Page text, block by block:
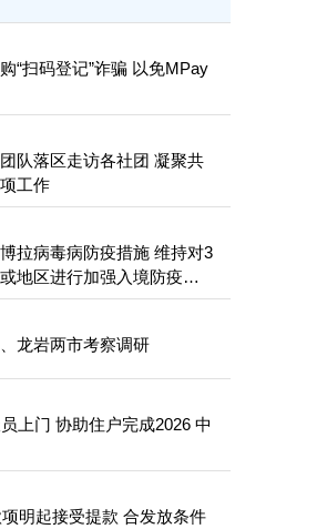
“扫码登记”诈骗 以免MPay
队落区走访各社团 凝聚共
工作
拉病毒病防疫措施 维持对3
地区进行加强入境防疫措
龙岩两市考察调研
完成2026 中
接受提款 合发放条件